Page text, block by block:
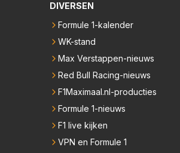
DIVERSEN
Formule 1-kalender
WK-stand
Max Verstappen-nieuws
Red Bull Racing-nieuws
F1Maximaal.nl-producties
Formule 1-nieuws
F1 live kijken
VPN en Formule 1